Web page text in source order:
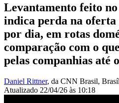
Levantamento feito
indica perda na oferta
por dia, em rotas
comparação com o
pelas companhias até
Daniel Rittner, da CNN Brasil,
Atualizado 22/04/26 às 10:18